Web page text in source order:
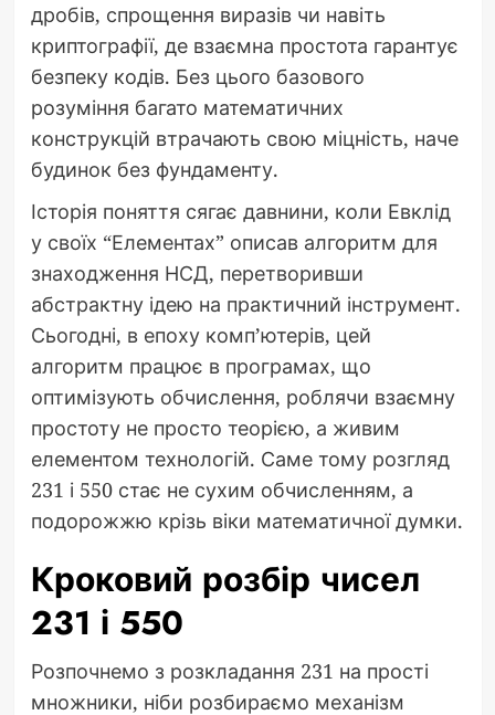
дробів, спрощення виразів чи навіть
криптографії, де взаємна простота гарантує
безпеку кодів. Без цього базового
розуміння багато математичних
конструкцій втрачають свою міцність, наче
будинок без фундаменту.
Історія поняття сягає давнини, коли Евклід
у своїх “Елементах” описав алгоритм для
знаходження НСД, перетворивши
абстрактну ідею на практичний інструмент.
Сьогодні, в епоху комп’ютерів, цей
алгоритм працює в програмах, що
оптимізують обчислення, роблячи взаємну
простоту не просто теорією, а живим
елементом технологій. Саме тому розгляд
231 і 550 стає не сухим обчисленням, а
подорожжю крізь віки математичної думки.
Кроковий розбір чисел
231 і 550
Розпочнемо з розкладання 231 на прості
множники, ніби розбираємо механізм